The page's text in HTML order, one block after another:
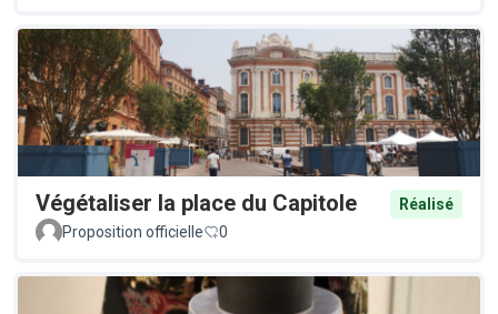
Végétaliser la place du Capitole
Réalisé
Proposition officielle
0